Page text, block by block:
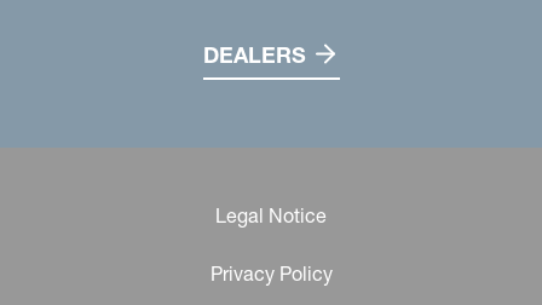
DEALERS
Legal Notice
Privacy Policy